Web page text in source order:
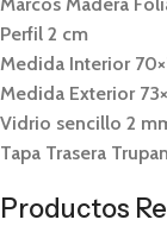
Perfil 2 cm
Medida Interior
Medida Exterior
Vidrio sencillo 2
Tapa Trasera
Productos